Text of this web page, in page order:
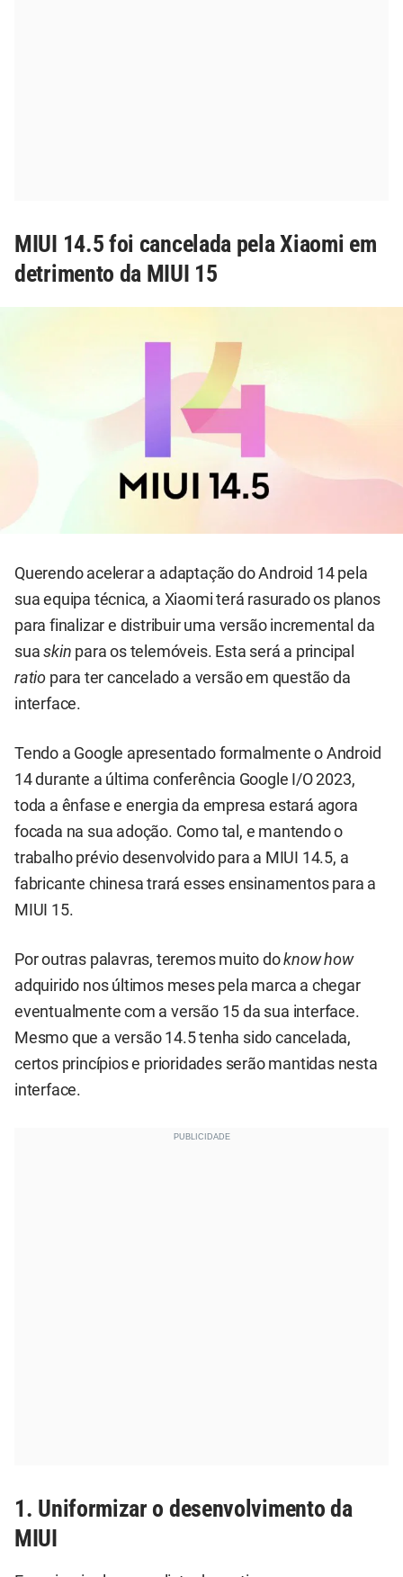
MIUI 14.5 foi cancelada pela Xiaomi em
detrimento da MIUI 15
Querendo acelerar a adaptação do Android 14 pela
sua equipa técnica, a Xiaomi terá rasurado os planos
para finalizar e distribuir uma versão incremental da
suaskin para os telemóveis. Esta será a principal
ratio para ter cancelado a versão em questão da
interface.
Tendo a Google apresentado formalmente o Android
14 durante a última conferência Google I/O 2023,
toda a ênfase e energia da empresa estará agora
focada na sua adoção. Como tal, e mantendo o
trabalho prévio desenvolvido para a MIUI 14.5, a
fabricante chinesa trará esses ensinamentos para a
MIUI 15.
Por outras palavras, teremos muito doknow how
adquirido nos últimos meses pela marca a chegar
eventualmente com a versão 15 da sua interface.
Mesmo que a versão 14.5 tenha sido cancelada,
certos princípios e prioridades serão mantidas nesta
interface.
1. Uniformizar o desenvolvimento da
MIUI